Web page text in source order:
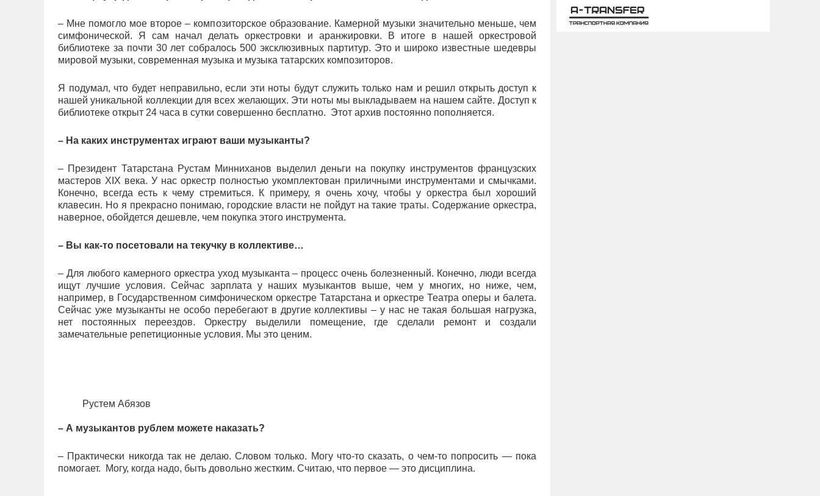
– Мне помогло мое второе – композиторское образование. Камерной музыки значительно меньше, чем
симфонической. Я сам начал делать оркестровки и аранжировки. В итоге в нашей оркестровой
библиотеке за почти 30 лет собралось 500 эксклюзивных партитур. Это и широко известные шедевры
мировой музыки, современная музыка и музыка татарских композиторов.
Я подумал, что будет неправильно, если эти ноты будут служить только нам и решил открыть доступ к
нашей уникальной коллекции для всех желающих. Эти ноты мы выкладываем на нашем сайте. Доступ к
библиотеке открыт 24 часа в сутки совершенно бесплатно. Этот архив постоянно пополняется.
– На каких инструментах играют ваши музыканты?
– Президент Татарстана Рустам Минниханов выделил деньги на покупку инструментов французских
мастеров XIX века. У нас оркестр полностью укомплектован приличными инструментами и смычками.
Конечно, всегда есть к чему стремиться. К примеру, я очень хочу, чтобы у оркестра был хороший
клавесин. Но я прекрасно понимаю, городские власти не пойдут на такие траты. Содержание оркестра,
наверное, обойдется дешевле, чем покупка этого инструмента.
– Вы как-то посетовали на текучку в коллективе…
– Для любого камерного оркестра уход музыканта – процесс очень болезненный. Конечно, люди всегда
ищут лучшие условия. Сейчас зарплата у наших музыкантов выше, чем у многих, но ниже, чем,
например, в Государственном симфоническом оркестре Татарстана и оркестре Театра оперы и балета.
Сейчас уже музыканты не особо перебегают в другие коллективы – у нас не такая большая нагрузка,
нет постоянных переездов. Оркестру выделили помещение, где сделали ремонт и создали
замечательные репетиционные условия. Мы это ценим.
Рустем Абязов
– А музыкантов рублем можете наказать?
– Практически никогда так не делаю. Словом только. Могу что-то сказать, о чем-то попросить — пока
помогает. Могу, когда надо, быть довольно жестким. Считаю, что первое — это дисциплина.